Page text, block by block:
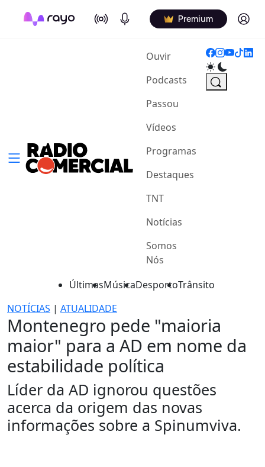
On Air Podcasts Premium Log in
Ouvir(current)
Podcasts
Passou
Vídeos
Programas
Destaques
TNT
Notícias
Somos
Nós
ÚltimasMúsicaDesportoTrânsito
NOTÍCIAS | ATUALIDADE
Montenegro pede "maioria
maior" para a AD em nome da
estabilidade política
Líder da AD ignorou questões
acerca da origem das novas
informações sobre a Spinumviva.